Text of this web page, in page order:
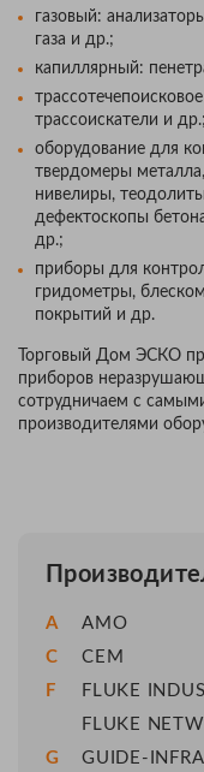
газовый:
газа и др.;
капиллярный:
трассоискатели и др.;
оборудование для
твердомеры
нивелиры,
дефектоскопы
др.;
приборы для
гридометры,
покрытий и др.
Торговый Дом ЭСКО
приборов
сотрудничаем с
производителями
A
AMO
C
CEM
F
FLUKE
FLUKE
G
GUIDE-